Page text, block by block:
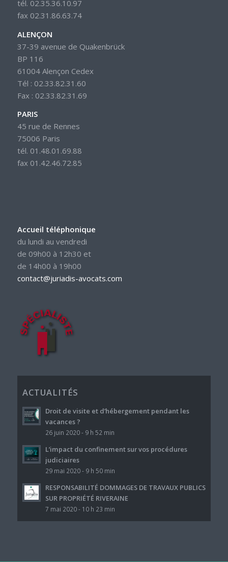
tél. 02.35.36.10.97
fax 02.31.86.63.74
ALENÇON
37-39 avenue de Quakenbrück
BP 116
61004 Alençon Cedex
Tél : 02.33.82.31.60
Fax : 02.33.82.31.69
PARIS
45 rue de Rennes
75006 Paris
tél. 01.48.01.69.88
fax 01.42.46.72.85
Accueil téléphonique
du lundi au vendredi
de 09h00 à 12h30 et
de 14h00 à 19h00
contact@juriadis-avocats.com
ACTUALITÉS
Droit de visite et d’hébergement pendant les
vacances ?
26 juin 2020 - 9 h 52 min
L’impact du confinement sur vos procédures
judiciaires
29 mai 2020 - 9 h 50 min
RESPONSABILITÉ DOMMAGES DE TRAVAUX PUBLICS
SUR PROPRIÉTÉ RIVERAINE
7 mai 2020 - 10 h 23 min